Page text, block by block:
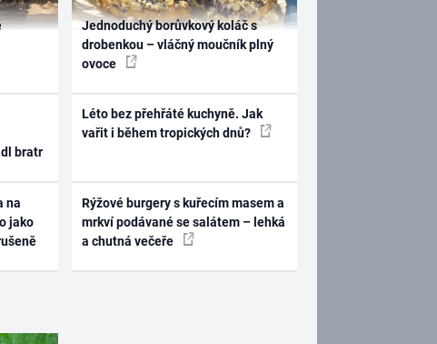
bratr
na
jako
Jednoduchý borůvkový koláč s
drobenkou – vláčný moučník plný
ovoce
Léto bez přehřáté kuchyně. Jak
vařit i během tropických dnů?
Rýžové burgery s kuřecím masem a
mrkví podávané se salátem – lehká
a chutná večeře